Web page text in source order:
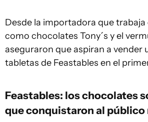
Desde la importadora que
como chocolates Tony´s y el
aseguraron que aspiran a vender
tabletas de Feastables en el
Feastables: los chocolates
que conquistaron al público